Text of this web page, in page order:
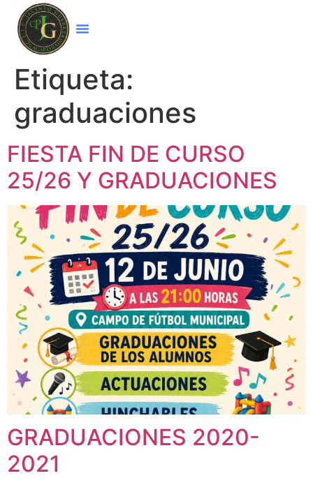
Etiqueta:
graduaciones
FIESTA FIN DE CURSO
25/26 Y GRADUACIONES
GRADUACIONES 2020-
2021